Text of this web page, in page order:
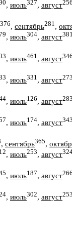
, июль327, август256
376, сентябрь281,
, июль304, август381
, июль461 , август346
, июль331 , август273
, июль126, август283
, июль174, август343
, сентябрь365,
, июль253, август
, июль187, август266
, июль302, август253